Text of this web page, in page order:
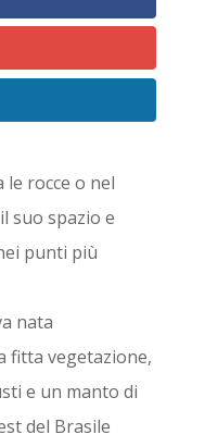
rocce o nel
suo spazio e
punti più
nata
fitta vegetazione,
e un manto di
del Brasile